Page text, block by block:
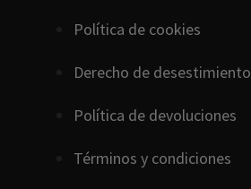
Política de cookies
Derecho de desestimiento
Política de devoluciones
Términos y condiciones